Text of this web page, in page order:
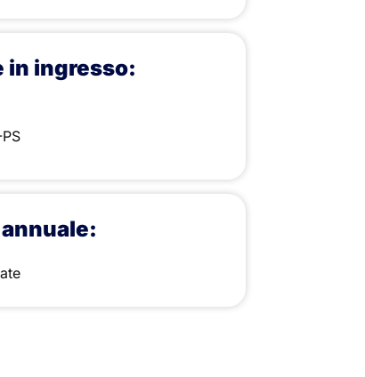
in ingresso: